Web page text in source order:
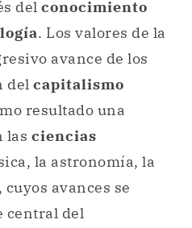
del conocimiento
. Los valores de la
avance de los
del capitalismo
resultado una
las ciencias
la astronomía, la
avances se
central del